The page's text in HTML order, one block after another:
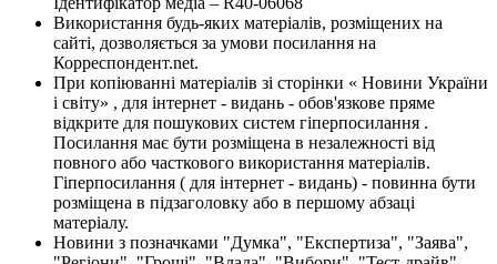
Використання будь-яких матеріалів, розміщених на
сайті, дозволяється за умови посилання на
Корреспондент.net.
При копіюванні матеріалів зі сторінки « Новини України
і світу» , для інтернет - видань - обов'язкове пряме
відкрите для пошукових систем гіперпосилання .
Посилання має бути розміщена в незалежності від
повного або часткового використання матеріалів.
Гіперпосилання ( для інтернет - видань) - повинна бути
розміщена в підзаголовку або в першому абзаці
матеріалу.
Новини з позначками "Думка", "Експертиза", "Заява",